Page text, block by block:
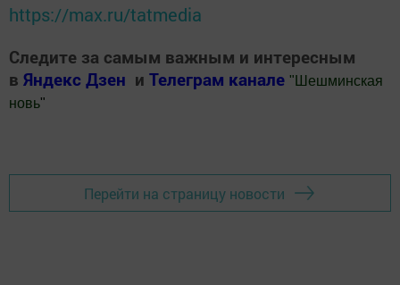
https://max.ru/tatmedia
Следите за самым важным и интересным
в Яндекс Дзен и Телеграм канале " Шешминская
новь"
Перейти на страницу новости